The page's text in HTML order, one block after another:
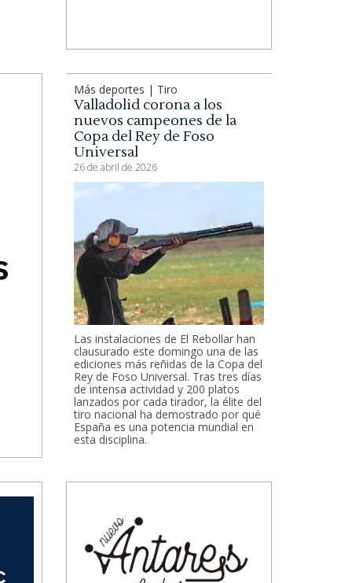
Más deportes | Tiro
Valladolid corona a los
nuevos campeones de la
Copa del Rey de Foso
Universal
26 de abril de 2026
Las instalaciones de El Rebollar han
clausurado este domingo una de las
ediciones más reñidas de la Copa del
Rey de Foso Universal. Tras tres días
de intensa actividad y 200 platos
lanzados por cada tirador, la élite del
tiro nacional ha demostrado por qué
España es una potencia mundial en
esta disciplina.